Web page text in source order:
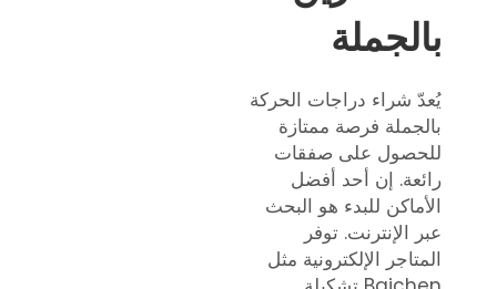
بالجملة
يُعدّ شراء دراجات الحركة
بالجملة فرصة ممتازة
للحصول على صفقات
رائعة. إن أحد أفضل
الأماكن للبدء هو البحث
عبر الإنترنت. توفر
المتاجر الإلكترونية مثل